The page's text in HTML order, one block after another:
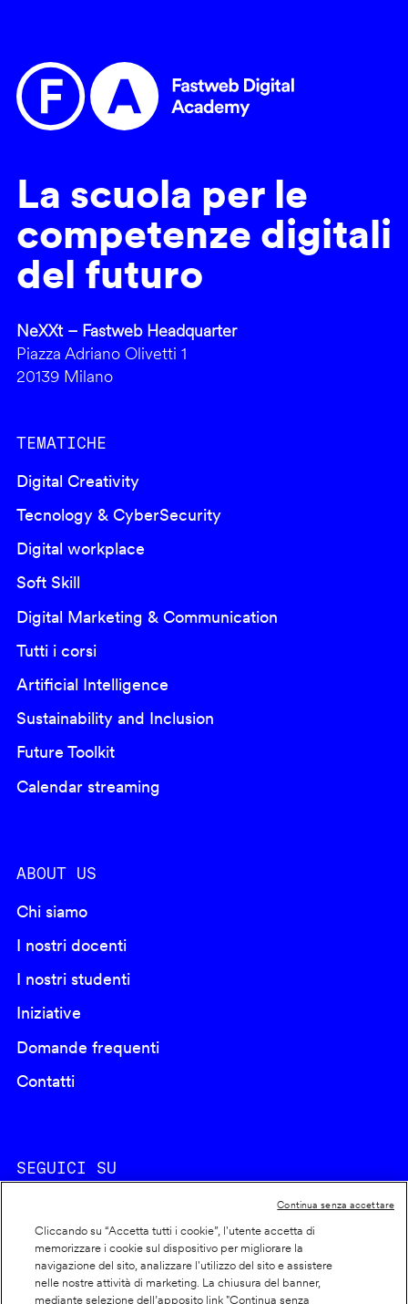
La scuola per le
competenze digitali
del futuro
NeXXt – Fastweb Headquarter
Piazza Adriano Olivetti 1
20139 Milano
TEMATICHE
Digital Creativity
Tecnology & CyberSecurity
Digital workplace
Soft Skill
Digital Marketing & Communication
Tutti i corsi
Artificial Intelligence
Sustainability and Inclusion
Future Toolkit
Calendar streaming
ABOUT US
Chi siamo
I nostri docenti
I nostri studenti
Iniziative
Domande frequenti
Contatti
SEGUICI SU
Cookie policy
Cliccando su “Accetta tutti i cookie”, l'utente accetta di
memorizzare i cookie sul dispositivo per migliorare la
navigazione del sito, analizzare l'utilizzo del sito e assistere
nelle nostre attività di marketing. La chiusura del banner,
mediante selezione dell’apposito link "Continua senza
Continua senza accettare